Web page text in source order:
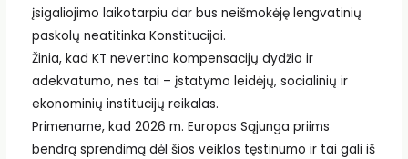
įsigaliojimo laikotarpiu dar bus neišmokėję lengvatinių
paskolų neatitinka Konstitucijai.
Žinia, kad KT nevertino kompensacijų dydžio ir
adekvatumo, nes tai – įstatymo leidėjų, socialinių ir
ekonominių institucijų reikalas.
Primename, kad 2026 m. Europos Sąjunga priims
bendrą sprendimą dėl šios veiklos tęstinumo ir tai gali iš